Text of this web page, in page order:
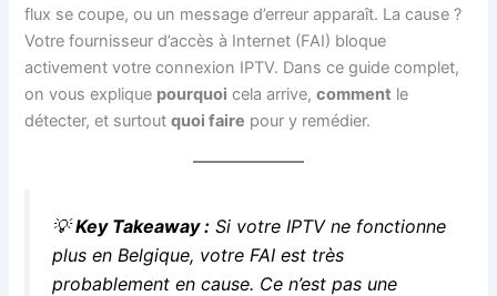
flux se coupe, ou un message d’erreur apparaît. La cause ?
Votre fournisseur d’accès à Internet (FAI) bloque
activement votre connexion IPTV. Dans ce guide complet,
on vous explique pourquoi cela arrive,comment le
détecter, et surtoutquoi faire pour y remédier.
💡Key Takeaway : Si votre IPTV ne fonctionne
plus en Belgique, votre FAI est très
probablement en cause. Ce n’est pas une